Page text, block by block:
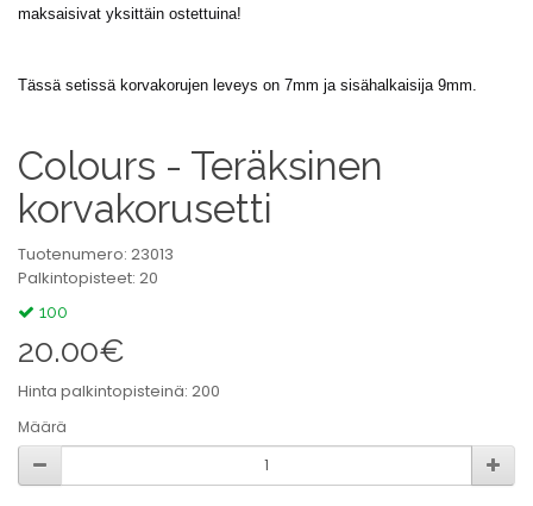
maksaisivat yksittäin ostettuina!
Tässä setissä korvakorujen leveys on 7mm ja sisähalkaisija 9mm.
Colours - Teräksinen
korvakorusetti
Tuotenumero: 23013
Palkintopisteet: 20
100
20.00€
Hinta palkintopisteinä: 200
Määrä